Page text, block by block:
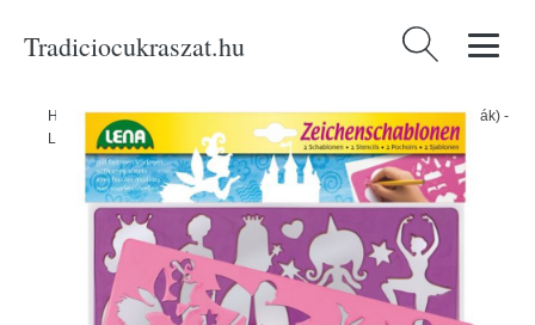
Tradiciocukraszat.hu Keresés:
Home/Produkty/Papíráruk/Rajzolósablonok (hercegnők, balerinák) -
LENA